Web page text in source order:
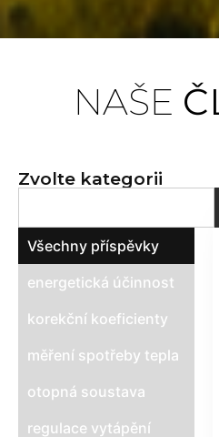
pro
NAŠE
Zvolte kategorii
energetická účinnost
korekční koeficienty
měření spotřeby tepla
otopná soustava
regulace vytápění
Všechny příspěvky